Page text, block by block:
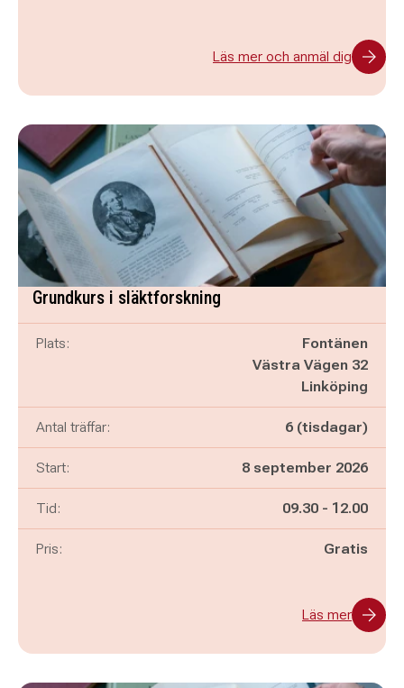
Läs mer och anmäl dig
Grundkurs i släktforskning
Plats:
Fontänen
Västra Vägen 32
Linköping
Antal träffar: 6 (tisdagar)
Start: 8 september 2026
Tid: Pågår mellan
09.30 - och
12.00
Pris: Gratis
Läs mer